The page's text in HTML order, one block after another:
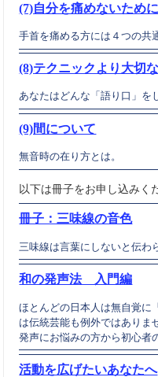
(7)自分を痛めないため
手首を痛める方には４つの共
(8)テクニックより大切
あなたはどんな「語り口」を
(9)間について
無音時の在り方とは。
以下は冊子をお申し込みく
冊子：三味線の音色
三味線は言葉にしないと伝わ
和の発声法 入門編
ほとんどの日本人は無自覚に
は伝統芸能も例外ではありま
発声にお悩みの方から初心者
活動を広げたいあなたへ